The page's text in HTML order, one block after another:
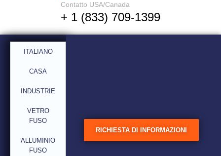
Contatto USA/Canada
+ 1 (833) 709-1399
ITALIANO
CASA
INDUSTRIE
VETRO
FUSO
ALLUMINIO
FUSO
RICHIESTA DI INFORMAZIONI
Raddoppiamo la
dimensione della bolla e
riduciamo la temperatura
(legge di Stoke)